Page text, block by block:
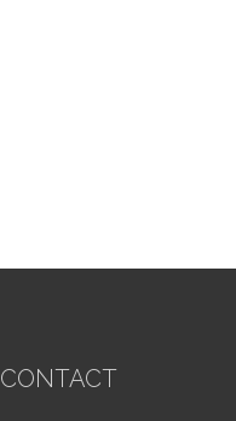
CONTACT